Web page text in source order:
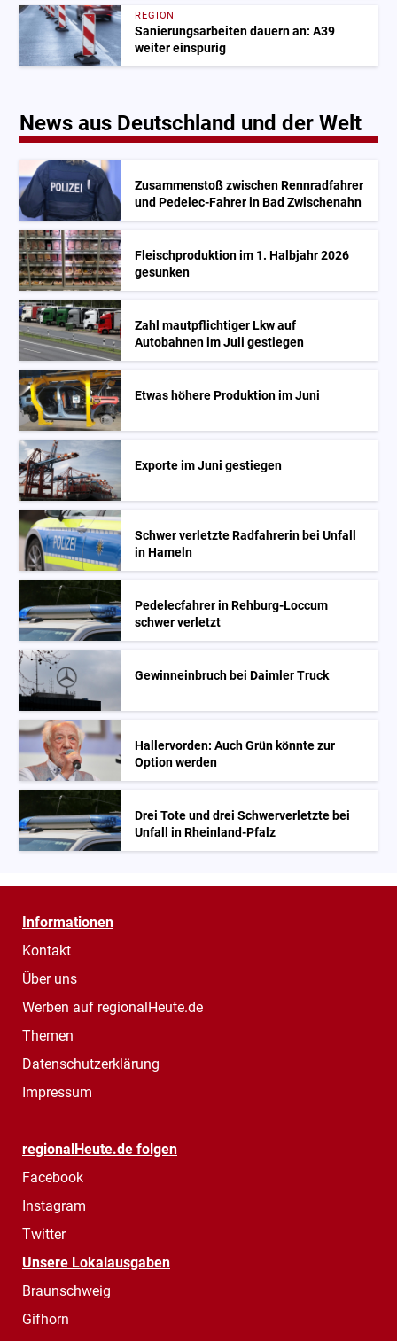
REGION
Sanierungsarbeiten dauern an: A39
weiter einspurig
News aus Deutschland und der Welt
Zusammenstoß zwischen Rennradfahrer
und Pedelec-Fahrer in Bad Zwischenahn
Fleischproduktion im 1. Halbjahr 2026
gesunken
Zahl mautpflichtiger Lkw auf
Autobahnen im Juli gestiegen
Etwas höhere Produktion im Juni
Exporte im Juni gestiegen
Schwer verletzte Radfahrerin bei Unfall
in Hameln
Pedelecfahrer in Rehburg-Loccum
schwer verletzt
Gewinneinbruch bei Daimler Truck
Hallervorden: Auch Grün könnte zur
Option werden
Drei Tote und drei Schwerverletzte bei
Unfall in Rheinland-Pfalz
Informationen
Kontakt
Über uns
Werben auf regionalHeute.de
Themen
Datenschutzerklärung
Impressum
regionalHeute.de folgen
Facebook
Instagram
Twitter
Unsere Lokalausgaben
Braunschweig
Gifhorn